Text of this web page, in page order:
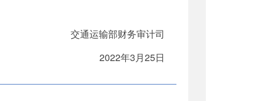
交通运输部财务审计司
2022年3月25日